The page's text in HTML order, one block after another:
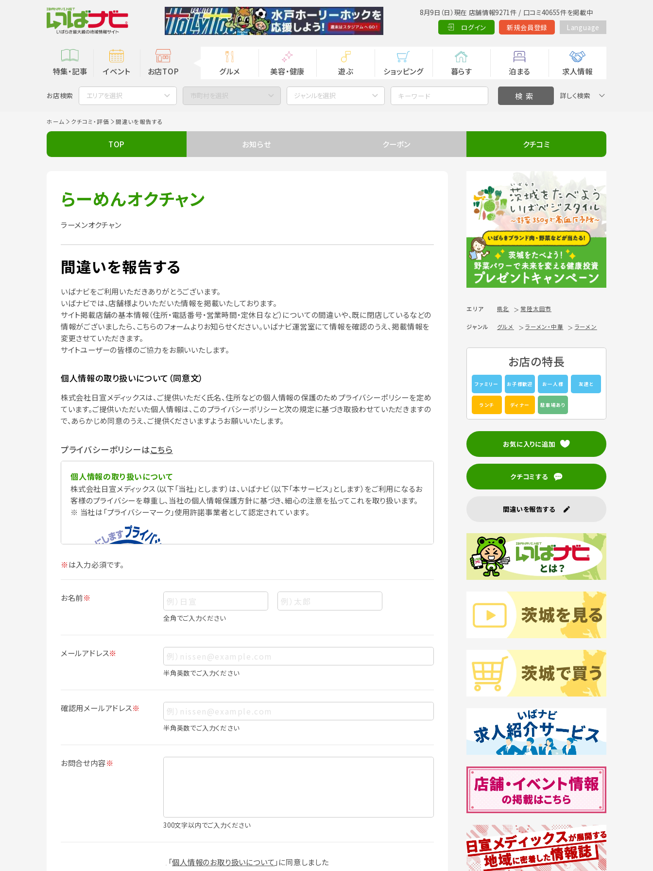
8月9日（日）現在 店舗情報9271件 / 口コミ40655件を掲載中
ログイン
新規会員登録 Language
特集・記事 イベント お店TOP グルメ 美容・健康 遊ぶ ショッピング 暮らす 泊まる 求人情報
お店検索 エリアを選択 市町村を選択 ジャンルを選択 詳しく検索
ホーム クチコミ・評価 間違いを報告する
TOP お知らせ クーポン クチコミ
らーめんオクチャン
ラーメンオクチャン
間違いを報告する
いばナビをご利用いただきありがとうございます。
いばナビでは、店舗様よりいただいた情報を掲載いたしております。
サイト掲載店舗の基本情報（住所・電話番号・営業時間・定休日など）についての間違いや、既に閉店しているなどの
情報がございましたら、こちらのフォームよりお知らせください。いばナビ運営室にて情報を確認のうえ、掲載情報を
変更させていただきます。
サイトユーザーの皆様のご協力をお願いいたします。
個人情報の取り扱いについて（同意文）
株式会社日宣メディックスは、ご提供いただく氏名、住所などの個人情報の保護のためプライバシーポリシーを定め
ています。ご提供いただいた個人情報は、このプライバシーポリシーと次の規定に基づき取扱わせていただきますの
で、あらかじめ同意のうえ、ご提供くださいますようお願いいたします。
プライバシーポリシーはこちら
個人情報の取り扱いについて
株式会社日宣メディックス（以下「当社」とします）は、いばナビ（以下「本サービス」とします）をご利用になるお
客様のプライバシーを尊重し、当社の個人情報保護方針に基づき、細心の注意を払ってこれを取り扱います。
※ 当社は「プライバシーマーク」使用許諾事業者として認定されています。
個人情報
個人情報とは、お客様個人に関する情報であって、当該情報を構成する氏名、住所、電話番号、メールアドレ
ス、生年月日、写真その他の記述等により、お客様個人を特定できるものをいいます。また、その情報のみで
は識別できない場合でも、他の情報と容易に照合することで、結果的にお客様個人を識別できるものも個
個人情報の利用目的について
本サービスにおける個人情報の利用目的は以下の通りであり、これらの目的達成の範囲を超えてお客様の
個人情報を利用することはありません。
・会員ポイントプログラムの運営
・各種お申込みや、お問い合わせへの対応
・投稿したクチコミ情報、写真の本サービスへの掲載
※は入力必須です。
お名前※
全角でご入力ください
メールアドレス※
半角英数でご入力ください
確認用メールアドレス※
半角英数でご入力ください
お問合せ内容※
300文字以内でご入力ください
「個人情報のお取り扱いについて 」に同意しました
エリア 県北 常陸太田市
ジャンル グルメ ラーメン・中華 ラーメン
お店の特長
ファミリー お子様歓迎 お一人様 友達と
ランチ ディナー 駐車場あり
お気に入りに追加
クチコミする
間違いを報告する